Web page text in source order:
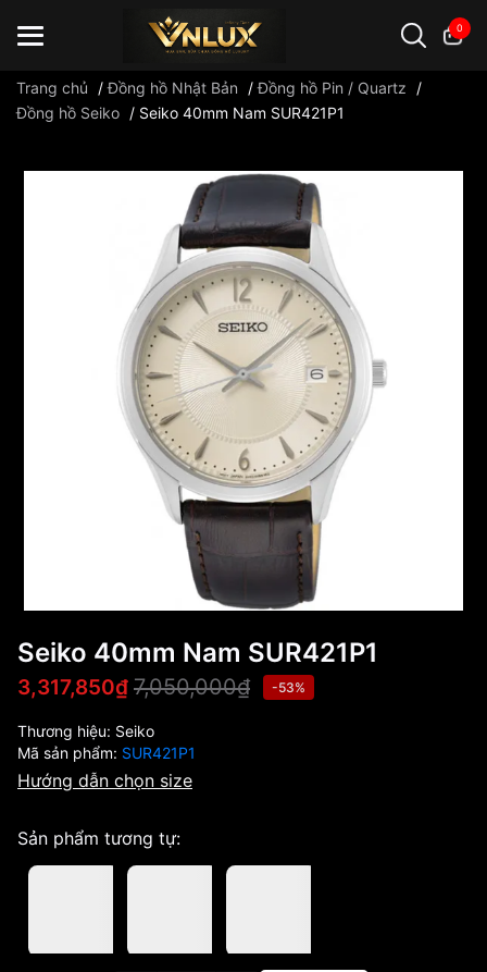
0
Trang chủ /Đồng hồ Nhật Bản /Đồng hồ Pin / Quartz
/
Đồng hồ Seiko / Seiko 40mm Nam SUR421P1
Seiko 40mm Nam SUR421P1
3,317,850₫ 7,050,000₫ -53%
Thương hiệu: Seiko
Mã sản phẩm: SUR421P1
Hướng dẫn chọn size
Sản phẩm tương tự: